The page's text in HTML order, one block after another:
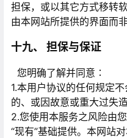
担保，或以其它方式移转
由本网站所提供的界面而
十九、 担保与保证
您明确了解并同意∶
1.本用户协议的任何规定
的、或因故意或重大过失
2.您使用本服务之风险由
“现有”基础提供。本网站